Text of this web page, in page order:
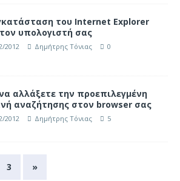
του Internet Explorer
υπολογιστή σας
2012 Δημήτρης Τόνιας 0
αλλάξετε την προεπιλεγμένη
αναζήτησης στον browser σας
2012 Δημήτρης Τόνιας 5
3 »